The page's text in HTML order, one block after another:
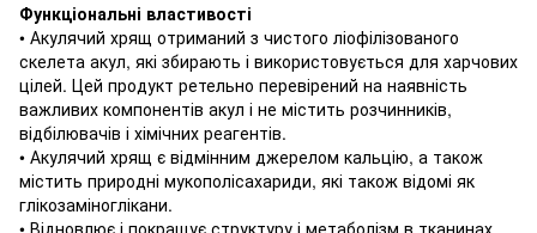
Функціональні властивості
• Акулячий хрящ отриманий з чистого ліофілізованого
скелета акул, які збирають і використовується для харчових
цілей. Цей продукт ретельно перевірений на наявність
важливих компонентів акул і не містить розчинників,
відбілювачів і хімічних реагентів.
• Акулячий хрящ є відмінним джерелом кальцію, а також
містить природні мукополісахариди, які також відомі як
глікозаміноглікани.